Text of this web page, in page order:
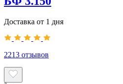
Доставка от 1 дня
2213 отзывов